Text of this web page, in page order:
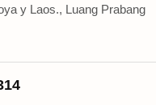
y Laos., Luang Prabang